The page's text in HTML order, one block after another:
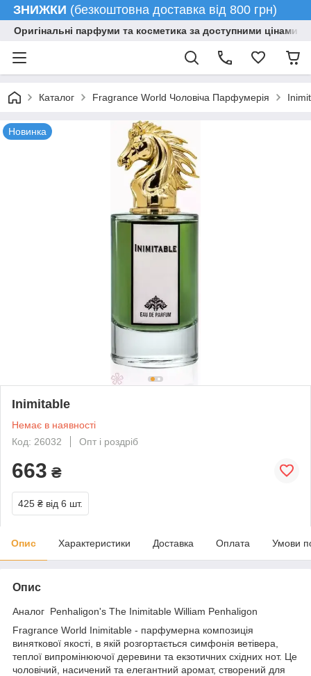
ЗНИЖКИ (безкоштовна доставка від 800 грн)
Оригінальні парфуми та косметика за доступними цінами
Каталог Fragrance World Чоловіча Парфумерія
Новинка
Inimitable
Немає в наявності
Код: 26032
Опт і роздріб
663 ₴
425 ₴ від 6 шт.
Опис Характеристики Доставка Оплата Умови
Опис
Аналог Penhaligon's The Inimitable William Penhaligon
Fragrance World Inimitable - парфумерна композиція
виняткової якості, в якій розгортається симфонія ветівера,
теплої випромінюючої деревини та екзотичних східних нот. Це
чоловічий, насичений та елегантний аромат, створений для